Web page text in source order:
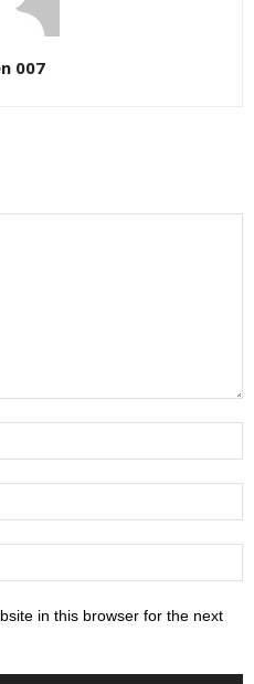
007
in this browser for the next